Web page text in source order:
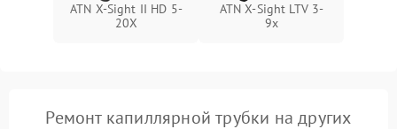
ATN X-Sight II HD 5-
20X
ATN X-Sight LTV 3-
9x
Ремонт капиллярной трубки на других